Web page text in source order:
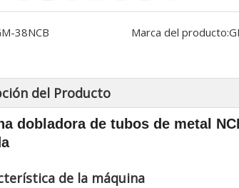
38NCB Marca del producto:
del Producto
dobladora de tubos de metal
de la máquina